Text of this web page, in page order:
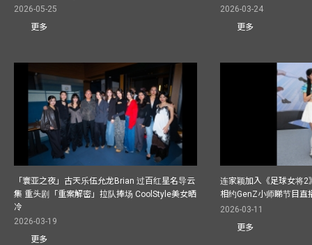
2026-05-25
更多
2026-03-24
更多
「寰亚之夜」古天乐伍允龙Brian 过百红星名导云
集 重头剧「重案解密」拉队捧场 CoolStyle美女晒
冷
2026-03-19
更多
连家颖加入《足球女将
相约GenZ小师睇节目直
2026-03-11
更多